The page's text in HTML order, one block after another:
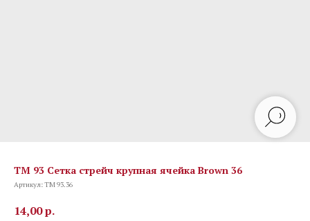
TM 93 Сетка стрейч крупная ячейка Brown 36
Артикул:TM 93.36
14,00р.